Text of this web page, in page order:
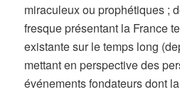
miraculeux ou prophétiques ;
fresque présentant la France
existante sur le temps long
mettant en perspective des
événements fondateurs dont